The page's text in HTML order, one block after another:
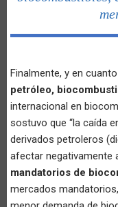
Finalmente, y en
petróleo,
internacional en
sostuvo que “la caída
derivados petroleros
afectar negativamente
mandatorios de
mercados